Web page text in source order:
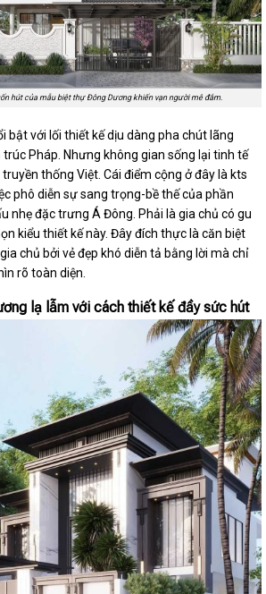
hút của mẫu biệt thự Đông Dương khiến vạn người mê đắm.
bật với lối thiết kế dịu dàng pha chút lãng
Pháp. Nhưng không gian sống lại tinh tế
thống Việt. Cái điểm cộng ở đây là kts
phô diễn sự sang trọng-bề thế của phần
nhẹ đặc trưng Á Đông. Phải là gia chủ có gu
kiểu thiết kế này. Đây đích thực là căn biệt
chủ bởi vẻ đẹp khó diễn tả bằng lời mà chỉ
rõ toàn diện.
lạ lẫm với cách thiết kế đầy sức hút